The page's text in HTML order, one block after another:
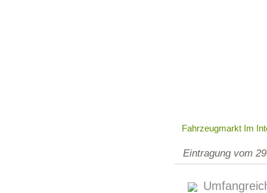
Fahrzeugmarkt Im
Eintragung vom